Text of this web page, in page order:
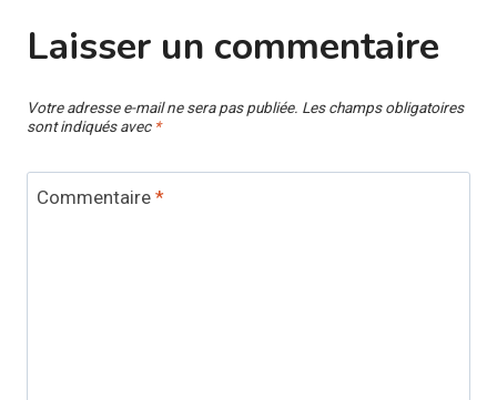
Laisser un commentaire
Votre adresse e-mail ne sera pas publiée. Les champs obligatoires
sont indiqués avec *
Commentaire *